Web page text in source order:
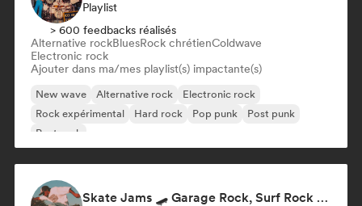
Playlist
> 600 feedbacks réalisés
Alternative rockBluesRock chrétienColdwave
Electronic rock
Ajouter dans ma/mes playlist(s) impactante(s)
New wave Alternative rock
Electronic rock
Rock expérimental
Hard rock Pop punk
Post punk
Post rock
Skate Jams 🛹 Garage Rock, Surf Rock & Neo-Psych